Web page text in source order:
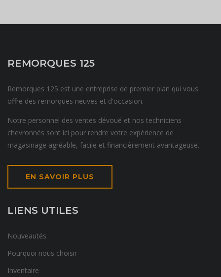
REMORQUES 125
Remorques 125 est une entreprise de premier plan qui vous
offre des remorques neuves et d'occasion.
Notre personnel des ventes dévoué et nos techniciens
chevronnés sont ici pour rendre votre expérience de
magasinage agréable, facile et financièrement avantageuse.
EN SAVOIR PLUS
LIENS UTILES
Nouveautés
Pourquoi nous choisir
Inventaire